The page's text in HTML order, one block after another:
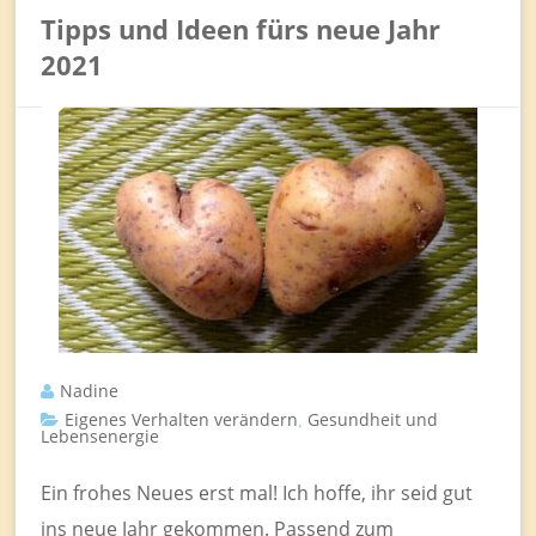
Tipps und Ideen fürs neue Jahr
2021
Nadine
Eigenes Verhalten verändern Gesundheit und
Lebensenergie
Ein frohes Neues erst mal! Ich hoffe, ihr seid gut
ins neue Jahr gekommen. Passend zum